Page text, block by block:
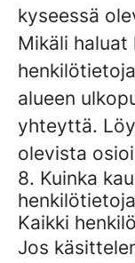
kyseessä
Mikäli
alueen
yhteyttä.
olevista
8. Kuinka
Kaikki
Jos